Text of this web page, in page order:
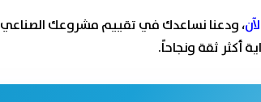
، ودعنا نساعدك في تقييم مشروعك
أكثر ثقة ونجاحاً.